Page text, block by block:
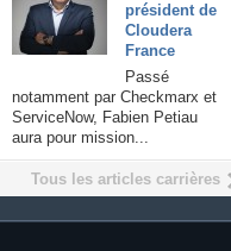
président de
Cloudera
France
Passé
notamment par Checkmarx et
ServiceNow, Fabien Petiau
aura pour mission...
Tous les articles carrières